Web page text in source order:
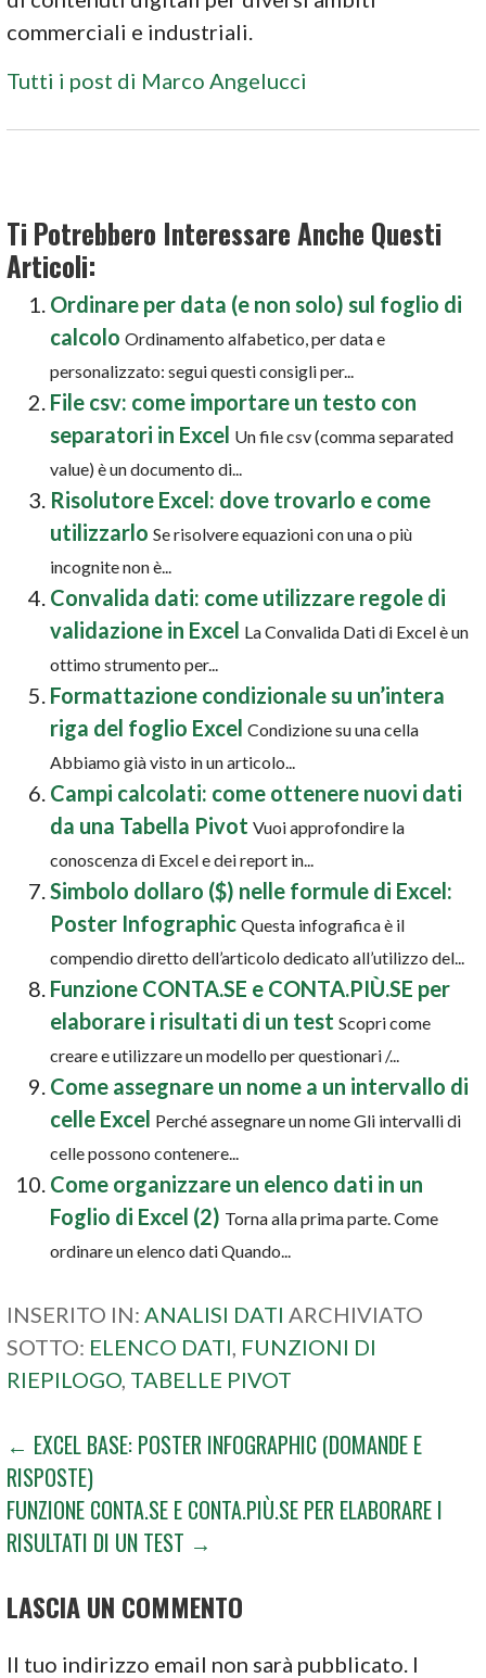
commerciali e industriali.
Tutti i post di Marco Angelucci
Ti Potrebbero Interessare Anche Questi
Articoli:
Ordinare per data (e non solo) sul foglio di
calcolo Ordinamento alfabetico, per data e
personalizzato: segui questi consigli per...
File csv: come importare un testo con
separatori in Excel Un file csv (comma separated
value) è un documento di...
Risolutore Excel: dove trovarlo e come
utilizzarlo Se risolvere equazioni con una o più
incognite non è...
Convalida dati: come utilizzare regole di
validazione in Excel La Convalida Dati di Excel è un
ottimo strumento per...
Formattazione condizionale su un’intera
riga del foglio Excel Condizione su una cella
Abbiamo già visto in un articolo...
Campi calcolati: come ottenere nuovi dati
da una Tabella Pivot Vuoi approfondire la
conoscenza di Excel e dei report in...
Simbolo dollaro ($) nelle formule di Excel:
Poster Infographic Questa infografica è il
compendio diretto dell’articolo dedicato all’utilizzo del...
Funzione CONTA.SE e CONTA.PIÙ.SE per
elaborare i risultati di un test Scopri come
creare e utilizzare un modello per questionari /...
Come assegnare un nome a un intervallo di
celle Excel Perché assegnare un nome Gli intervalli di
celle possono contenere...
Come organizzare un elenco dati in un
Foglio di Excel (2) Torna alla prima parte. Come
ordinare un elenco dati Quando...
INSERITO IN: ANALISI DATI ARCHIVIATO
SOTTO: ELENCO DATI FUNZIONI DI
RIEPILOGO TABELLE PIVOT
NAVIGAZIONE
ARTICOLI
← EXCEL BASE: POSTER INFOGRAPHIC (DOMANDE E
RISPOSTE)
FUNZIONE CONTA.SE E CONTA.PIÙ.SE PER ELABORARE I
RISULTATI DI UN TEST →
LASCIA UN COMMENTO
Il tuo indirizzo email non sarà pubblicato. I